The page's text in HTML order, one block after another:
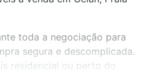
toda a negociação para
segura e descomplicada.
residencial ou perto do